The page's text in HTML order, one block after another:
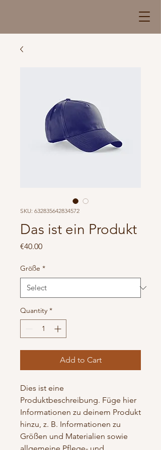
SKU: 632835642834572
Das ist ein Produkt
€40.00Price
Größe *
Quantity *
Add to Cart
Dies ist eine
Produktbeschreibung. Füge hier
Informationen zu deinem Produkt
hinzu, z. B. Informationen zu
Größen und Materialien sowie